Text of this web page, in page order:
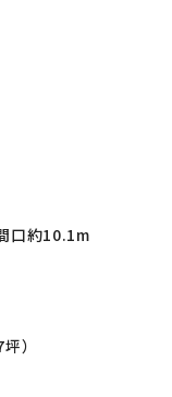
口約10.1m
）